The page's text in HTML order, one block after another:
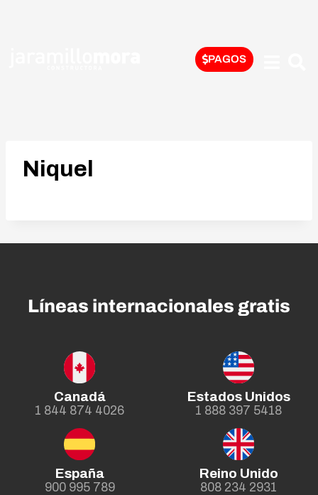
PAGOS
Niquel
Líneas internacionales gratis
Canadá
1 844 874 4026
Estados Unidos
1 888 397 5418
España
900 995 789
Reino Unido
808 234 2931